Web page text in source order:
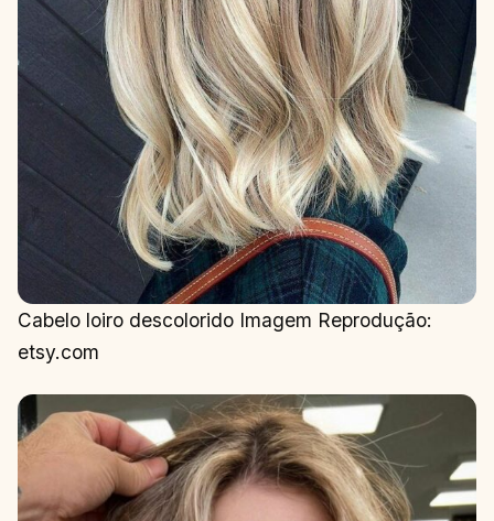
Cabelo loiro descolorido Imagem Reprodução:
etsy.com